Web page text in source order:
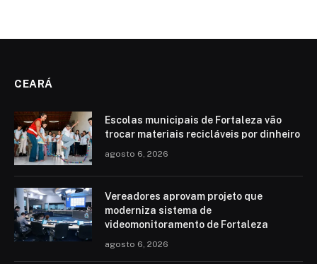
CEARÁ
Escolas municipais de Fortaleza vão
trocar materiais recicláveis por dinheiro
agosto 6, 2026
Vereadores aprovam projeto que
moderniza sistema de
videomonitoramento de Fortaleza
agosto 6, 2026